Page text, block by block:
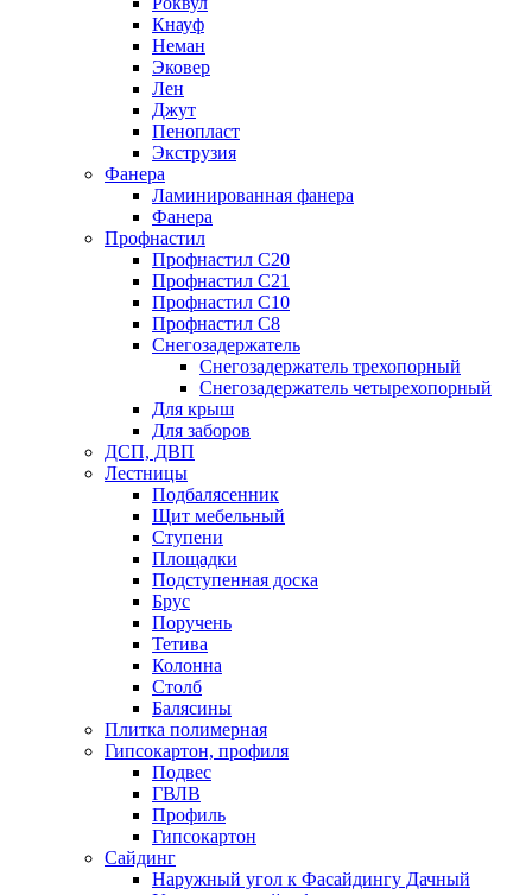
Кнауф
Неман
Эковер
Лен
Джут
Пенопласт
Экструзия
Фанера
Ламинированная фанера
Фанера
Профнастил
Профнастил С20
Профнастил С21
Профнастил С10
Профнастил С8
Снегозадержатель
Снегозадержатель трехопорный
Снегозадержатель четырехопорный
Для крыш
Для заборов
ДСП, ДВП
Лестницы
Подбалясенник
Щит мебельный
Ступени
Площадки
Подступенная доска
Брус
Поручень
Тетива
Колонна
Столб
Балясины
Плитка полимерная
Гипсокартон, профиля
Подвес
ГВЛВ
Профиль
Гипсокартон
Сайдинг
Наружный угол к Фасайдингу Дачный